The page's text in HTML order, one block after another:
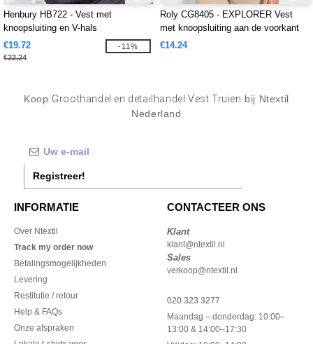
Henbury HB722 - Vest met
knoopsluiting en V-hals
€19.72
€22.24
-11%
Roly CG8405 - EXPLORER Vest
met knoopsluiting aan de voorkant
€14.24
Koop Groothandel en detailhandel Vest Truien bij Ntextil
Nederland
Registreer!
INFORMATIE
Over Ntextil
Track my order now
Betalingsmogelijkheden
Levering
Restitutie / retour
Help & FAQs
Onze afspraken
CONTACTEER ONS
Klant
klant@ntextil.nl
Sales
verkoop@ntextil.nl
020 323 3277
Maandag – donderdag: 10:00–
13:00 & 14:00–17:30